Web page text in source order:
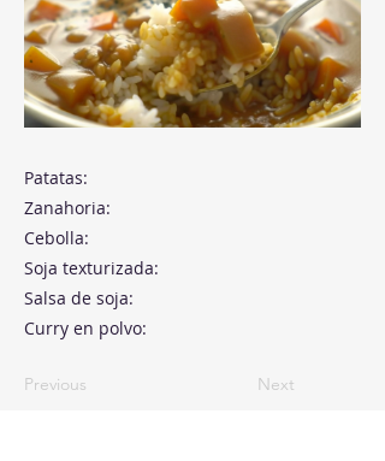
Patatas:
Zanahoria:
Cebolla:
Soja texturizada:
Salsa de soja:
Curry en polvo:
Previous Next